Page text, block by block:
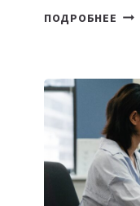
ПОДРОБНЕЕ 6